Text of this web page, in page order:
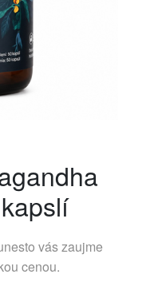
vás zaujme
cenou.